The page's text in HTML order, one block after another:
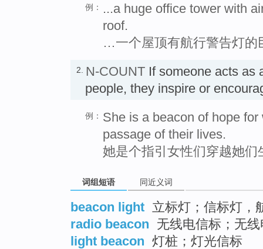
例：
...a huge office tower with
roof.
…一个屋顶有航行警告灯的
2. N-COUNT If someone acts as
people, they inspire or
例： She is a beacon of hope
passage of their lives.
她是个指引女性们穿越她
词组短语 同近义词
beacon light 立标灯；信标灯，
radio beacon 无线电信标；无
light beacon 灯桩；灯光信标